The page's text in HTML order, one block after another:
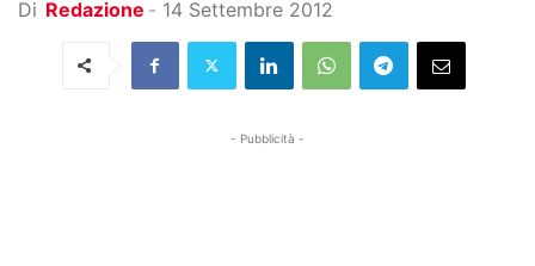
Di Redazione - 14 Settembre 2012
- Pubblicità -